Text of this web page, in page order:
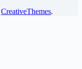
CreativeThemes.